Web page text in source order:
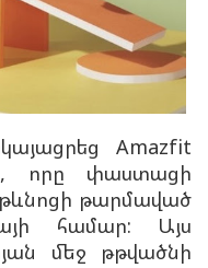
Amazfit
որը փաստացի
թարմաված
համար: Այս
մեջ թթվածնի